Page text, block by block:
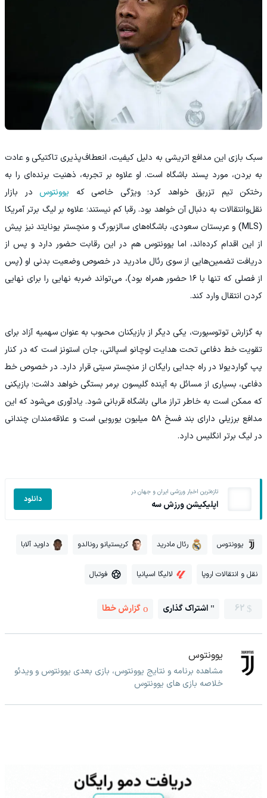
سبک بازی این مدافع اتریشی به دلیل کیفیت، انعطاف‌پذیری تاکتیکی و عادت
به بردن، مورد پسند باشگاه است. او علاوه بر تجربه، ذهنیت برنده‌ای را به
رختکن تیم تزریق خواهد کرد؛ ویژگی خاصی که یوونتوس در بازار
نقل‌وانتقالات به دنبال آن خواهد بود. رقبا کم نیستند؛ علاوه بر لیگ برتر آمریکا
(MLS) و عربستان سعودی، باشگاه‌های سالزبورگ و منچستر یونایتد نیز پیش
از این اقدام کرده‌اند، اما یوونتوس هم در این رقابت حضور دارد و پس از
دریافت تضمین‌هایی از سوی رئال مادرید در خصوص وضعیت بدنی او (پس
از فصلی که تنها با ۱۶ حضور همراه بود)، می‌تواند ضربه نهایی را برای نهایی
کردن انتقال وارد کند.
به گزارش توتوسپورت، یکی دیگر از بازیکنان محبوب به عنوان سهمیه آزاد برای
تقویت خط دفاعی تحت هدایت لوچانو اسپالتی، جان استونز است که در کنار
پپ گواردیولا در راه جدایی رایگان از منچستر سیتی قرار دارد. در خصوص خط
دفاعی، بسیاری از مسائل به آینده گلیسون برمر بستگی خواهد داشت؛ بازیکنی
که ممکن است به خاطر تراز مالی باشگاه قربانی شود. یادآوری می‌شود که این
مدافع برزیلی دارای بند فسخ ۵۸ میلیون یورویی است و علاقه‌مندان چندانی
در لیگ برتر انگلیس دارد.
تازه‌ترین اخبار ورزشی ایران و جهان در
اپلیکیشن ورزش سه دانلود
یوونتوس رئال مادرید کریستیانو رونالدو داوید آلابا
نقل و انتقالات اروپا لالیگا اسپانیا فوتبال
62 اشتراک گذاری گزارش خطا
یوونتوس
مشاهده برنامه و نتایج یوونتوس، بازی بعدی یوونتوس و ویدئو
خلاصه بازی های یوونتوس